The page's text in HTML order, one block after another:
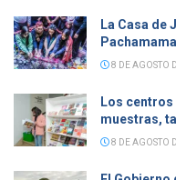
La Casa de
8 DE AGOSTO
Los
muestras,
8 DE AGOSTO